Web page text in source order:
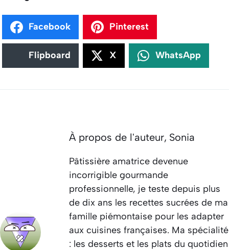
Facebook Pinterest
Flipboard X WhatsApp
À propos de l'auteur, Sonia
Pâtissière amatrice devenue
incorrigible gourmande
professionnelle, je teste depuis plus
de dix ans les recettes sucrées de ma
famille piémontaise pour les adapter
aux cuisines françaises. Ma spécialité
: les desserts et les plats du quotidien